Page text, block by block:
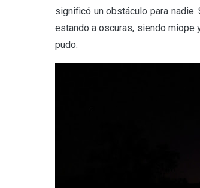
significó un obstáculo para
estando a oscuras, siendo miope
pudo.